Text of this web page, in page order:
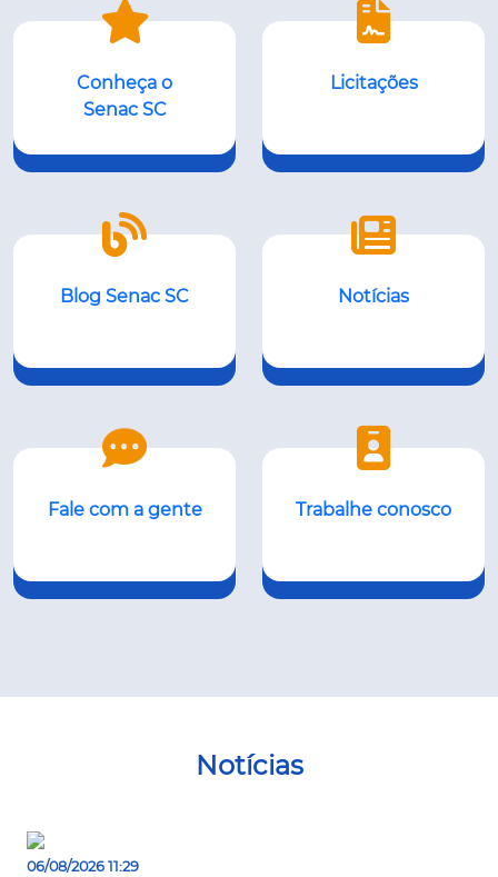
Conheça o
Senac SC
Licitações
Blog Senac SC Notícias
Fale com a gente Trabalhe conosco
Notícias
06/08/2026 11:29